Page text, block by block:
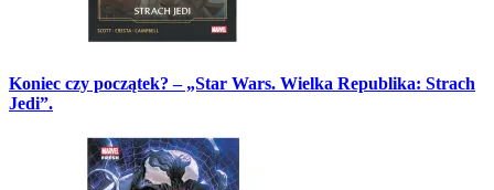
Koniec czy początek? – „Star Wars. Wielka Republika: Strach
Jedi”.